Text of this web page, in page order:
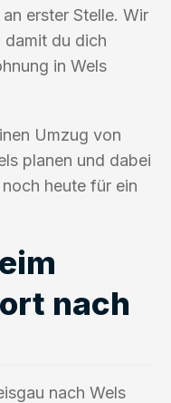
erster Stelle. Wir
damit du dich
in Wels
Umzug von
planen und dabei
heute für ein
nach
nach Wels